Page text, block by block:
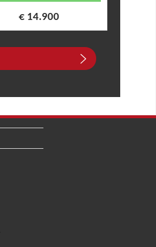
€ 14.900